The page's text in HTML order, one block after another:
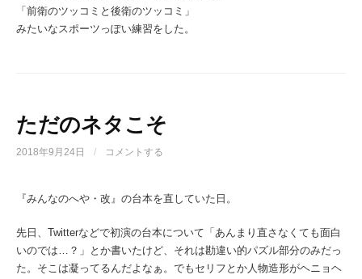
「前衛のツッコミと後衛のツッコミ」
みたいなスポーツっぽい練習をした。
ただのネタこそ
2018年9月24日 / コメントする
『みんなのへや・改』の台本を直していた日。
先日、Twitterなどで初演の台本について「あんまり直さなくても面白
いのでは…？」とか書いたけど、それは勘違い的パズル部分のみだっ
た。そこは凝ってるんだよなぁ。でもセリフとか人物造形がヘニョヘ